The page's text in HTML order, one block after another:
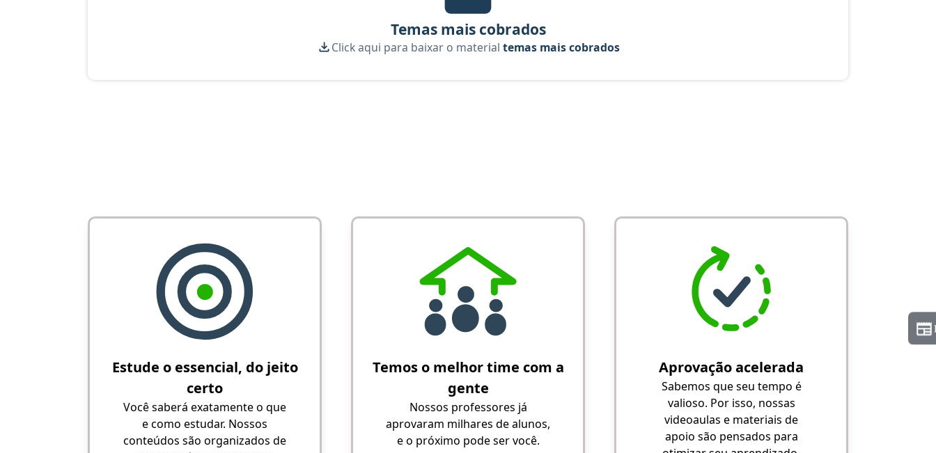
Temas mais cobrados
Click aqui para baixar o material temas mais cobrados
Estude o essencial, do jeito
certo
Você saberá exatamente o que
e como estudar. Nossos
conteúdos são organizados de
Temos o melhor time com a
gente
Nossos professores já
aprovaram milhares de alunos,
e o próximo pode ser você.
Aprovação acelerada
Sabemos que seu tempo é
valioso. Por isso, nossas
videoaulas e materiais de
apoio são pensados para